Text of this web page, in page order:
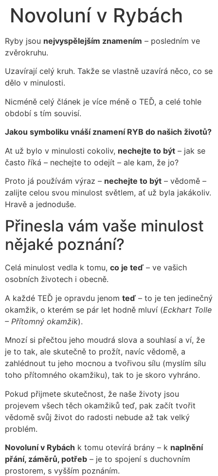
Novoluní v Rybách
Ryby jsou nejvyspělejším znamením – posledním ve
zvěrokruhu.
Uzavírají celý kruh. Takže se vlastně uzavírá něco, co se
dělo v minulosti.
Nicméně celý článek je více méně o TEĎ, a celé tohle
období s tím souvisí.
Jakou symboliku vnáší znamení RYB do našich životů?
At už bylo v minulosti cokoliv, nechejte to být – jak se
často říká – nechejte to odejít – ale kam, že jo?
Proto já používám výraz – nechejte to být – vědomě –
zalijte celou svou minulost světlem, ať už byla jakákoliv.
Hravě a jednoduše.
Přinesla vám vaše minulost
nějaké poznání?
Celá minulost vedla k tomu, co je teď – ve vašich
osobních životech i obecně.
A každé TEĎ je opravdu jenom teď – to je ten jedinečný
okamžik, o kterém se pár let hodně mluví (Eckhart Tolle
– Přítomný okamžik).
Mnozí si přečtou jeho moudrá slova a souhlasí a ví, že
je to tak, ale skutečně to prožít, navíc vědomě, a
zahlédnout tu jeho mocnou a tvořivou sílu (myslím sílu
toho přítomného okamžiku), tak to je skoro vyhráno.
Pokud přijmete skutečnost, že naše životy jsou
projevem všech těch okamžiků teď, pak začít tvořit
vědomě svůj život do radosti nebude až tak velký
problém.
Novoluní v Rybách k tomu otevírá brány – k naplnění
přání, záměrů, potřeb – je to spojení s duchovním
prostorem, s vyšším poznáním.